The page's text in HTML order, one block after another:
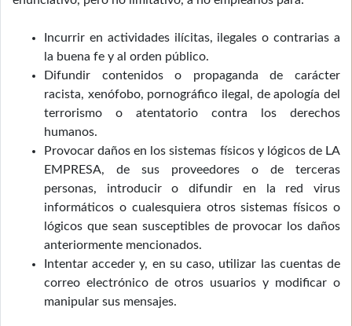
Incurrir en actividades ilícitas, ilegales o contrarias a
la buena fe y al orden público.
Difundir contenidos o propaganda de carácter
racista, xenófobo, pornográfico ilegal, de apología del
terrorismo o atentatorio contra los derechos
humanos.
Provocar daños en los sistemas físicos y lógicos de LA
EMPRESA, de sus proveedores o de terceras
personas, introducir o difundir en la red virus
informáticos o cualesquiera otros sistemas físicos o
lógicos que sean susceptibles de provocar los daños
anteriormente mencionados.
Intentar acceder y, en su caso, utilizar las cuentas de
correo electrónico de otros usuarios y modificar o
manipular sus mensajes.